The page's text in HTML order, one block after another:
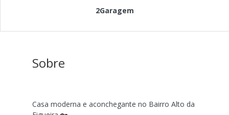
2Garagem
Sobre
Casa moderna e aconchegante no Bairro Alto da